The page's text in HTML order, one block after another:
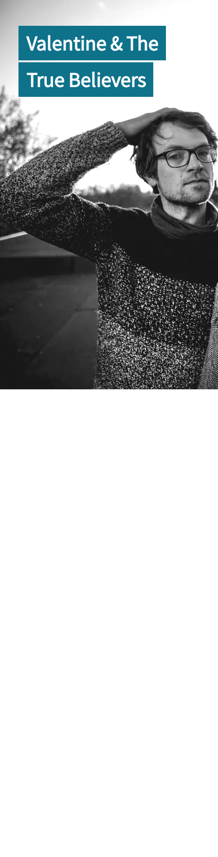
Valentine & The
True Believers